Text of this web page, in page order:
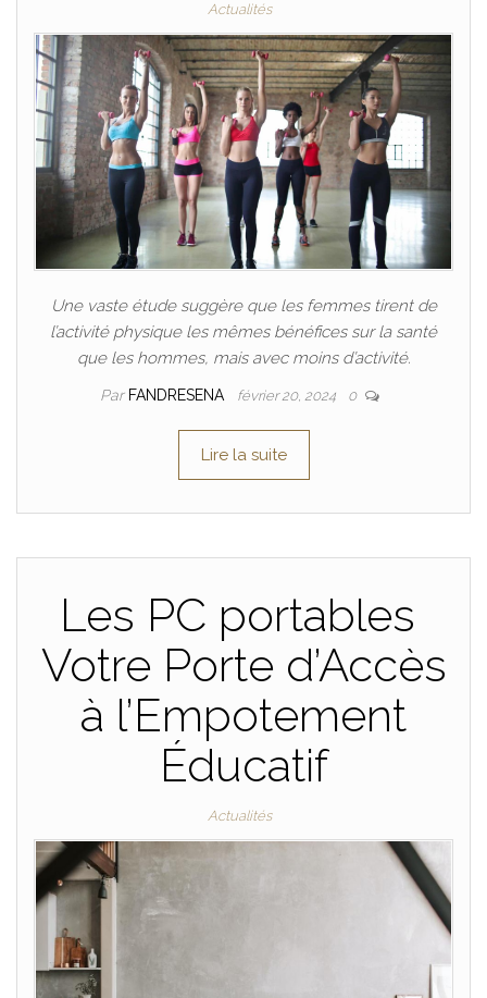
Actualités
Une vaste étude suggère que les femmes tirent de
l’activité physique les mêmes bénéfices sur la santé
que les hommes, mais avec moins d’activité.
Par FANDRESENA février 20, 2024 0
Lire la suite
Les PC portables
Votre Porte d’Accès
à l’Empotement
Éducatif
Actualités